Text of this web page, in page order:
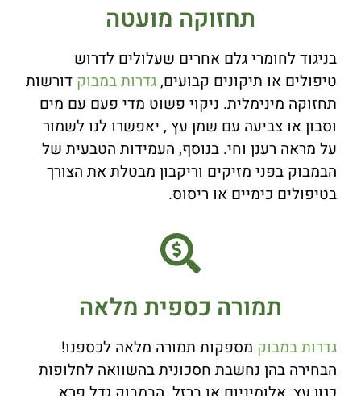
תחזוקה מועטה
בניגוד לחומרי גלם אחרים שעלולים לדרוש
טיפולים או תיקונים קבועים,גדרות במבוק דורשות
תחזוקה מינימלית. ניקוי פשוט מדי פעם עם מים
וסבון או צביעה עם שמן עץ , יאפשרו לנו לשמור
על מראה רענן וחי. בנוסף, העמידות הטבעית של
הבמבוק בפני מזיקים וריקבון מבטלת את הצורך
בטיפולים כימיים או ריסוס.
תמורה כספית מלאה
גדרות במבוק מספקות תמורה מלאה לכספנו!
הבחירה בהן נחשבת חסכונית בהשוואה לחלופות